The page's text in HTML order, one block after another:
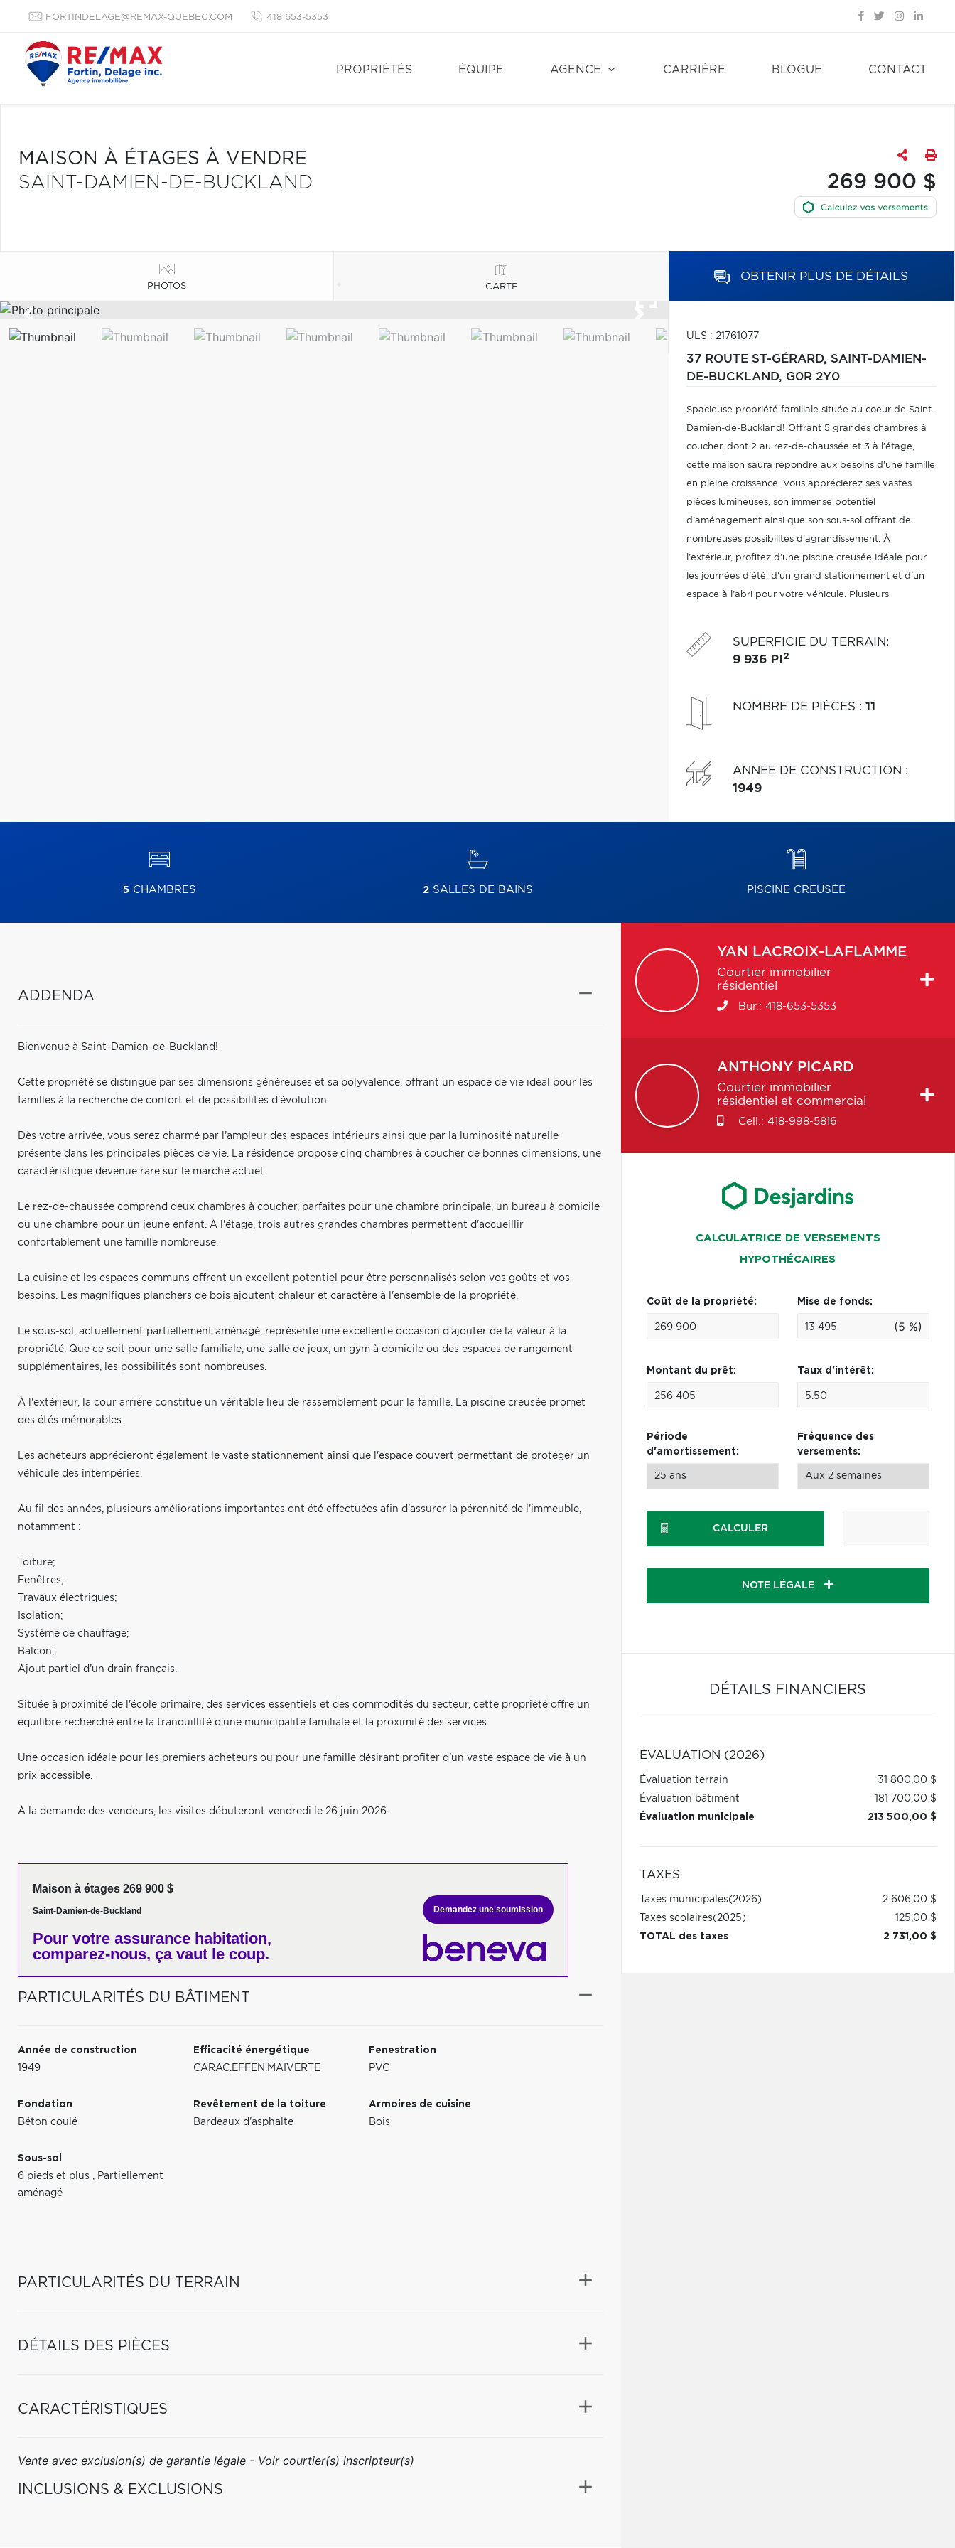
FORTINDELAGE@REMAX-QUEBEC.COM 418 653-5353
PROPRIÉTÉS ÉQUIPE AGENCE CARRIÈRE BLOGUE CONTACT
MAISON À ÉTAGES À VENDRE
SAINT-DAMIEN-DE-BUCKLAND
269 900 $
PHOTOS CARTE
OBTENIR PLUS DE DÉTAILS
ULS : 21761077
37 ROUTE ST-GÉRARD, SAINT-DAMIEN-
DE-BUCKLAND, G0R 2Y0
Spacieuse propriété familiale située au coeur de Saint-
Damien-de-Buckland! Offrant 5 grandes chambres à
coucher, dont 2 au rez-de-chaussée et 3 à l'étage,
cette maison saura répondre aux besoins d'une famille
en pleine croissance. Vous apprécierez ses vastes
pièces lumineuses, son immense potentiel
d'aménagement ainsi que son sous-sol offrant de
nombreuses possibilités d'agrandissement. À
l'extérieur, profitez d'une piscine creusée idéale pour
les journées d'été, d'un grand stationnement et d'un
espace à l'abri pour votre véhicule. Plusieurs
Une occasion à ne pas manquer!
SUPERFICIE DU TERRAIN:
9 936 PI 2
NOMBRE DE PIÈCES : 11
ANNÉE DE CONSTRUCTION :
1949
5 CHAMBRES 2SALLES DE BAINS PISCINE CREUSÉE
ADDENDA
Bienvenue à Saint-Damien-de-Buckland!
Cette propriété se distingue par ses dimensions généreuses et sa polyvalence, offrant un espace de vie idéal pour les
familles à la recherche de confort et de possibilités d'évolution.
Dès votre arrivée, vous serez charmé par l'ampleur des espaces intérieurs ainsi que par la luminosité naturelle
présente dans les principales pièces de vie. La résidence propose cinq chambres à coucher de bonnes dimensions, une
caractéristique devenue rare sur le marché actuel.
Le rez-de-chaussée comprend deux chambres à coucher, parfaites pour une chambre principale, un bureau à domicile
ou une chambre pour un jeune enfant. À l'étage, trois autres grandes chambres permettent d'accueillir
confortablement une famille nombreuse.
La cuisine et les espaces communs offrent un excellent potentiel pour être personnalisés selon vos goûts et vos
besoins. Les magnifiques planchers de bois ajoutent chaleur et caractère à l'ensemble de la propriété.
Le sous-sol, actuellement partiellement aménagé, représente une excellente occasion d'ajouter de la valeur à la
propriété. Que ce soit pour une salle familiale, une salle de jeux, un gym à domicile ou des espaces de rangement
supplémentaires, les possibilités sont nombreuses.
À l'extérieur, la cour arrière constitue un véritable lieu de rassemblement pour la famille. La piscine creusée promet
des étés mémorables.
Les acheteurs apprécieront également le vaste stationnement ainsi que l'espace couvert permettant de protéger un
véhicule des intempéries.
Au fil des années, plusieurs améliorations importantes ont été effectuées afin d'assurer la pérennité de l'immeuble,
notamment :
Toiture;
Fenêtres;
Travaux électriques;
Isolation;
Système de chauffage;
Balcon;
Ajout partiel d'un drain français.
Située à proximité de l'école primaire, des services essentiels et des commodités du secteur, cette propriété offre un
équilibre recherché entre la tranquillité d'une municipalité familiale et la proximité des services.
Une occasion idéale pour les premiers acheteurs ou pour une famille désirant profiter d'un vaste espace de vie à un
prix accessible.
À la demande des vendeurs, les visites débuteront vendredi le 26 juin 2026.
Maison à étages 269 900 $
Saint-Damien-de-Buckland
Pour votre assurance habitation,
comparez-nous, ça vaut le coup.
Demandez une soumission
PARTICULARITÉS DU BÂTIMENT
Année de construction
1949
Efficacité énergétique
CARAC.EFFEN.MAIVERTE
Fenestration
PVC
Fondation
Béton coulé
Revêtement de la toiture
Bardeaux d'asphalte
Armoires de cuisine
Bois
Sous-sol
6 pieds et plus , Partiellement
aménagé
PARTICULARITÉS DU TERRAIN
DÉTAILS DES PIÈCES
CARACTÉRISTIQUES
Vente avec exclusion(s) de garantie légale - Voir courtier(s) inscripteur(s)
INCLUSIONS & EXCLUSIONS
YAN LACROIX-LAFLAMME
Courtier immobilier
résidentiel
Bur.: 418-653-5353
ANTHONY PICARD
Courtier immobilier
résidentiel et commercial
Cell.: 418-998-5816
CALCULATRICE DE VERSEMENTS
HYPOTHÉCAIRES
Coût de la propriété: Mise de fonds:
(5 %)
Montant du prêt: Taux d'intérêt:
Période
d'amortissement:
Fréquence des
versements:
CALCULER
NOTE LÉGALE
DÉTAILS FINANCIERS
ÉVALUATION (2026)
Évaluation terrain
31 800,00 $
Évaluation bâtiment
181 700,00 $
Évaluation municipale
213 500,00 $
TAXES
Taxes municipales(2026)
2 606,00 $
Taxes scolaires(2025)
125,00 $
TOTAL des taxes
2 731,00 $